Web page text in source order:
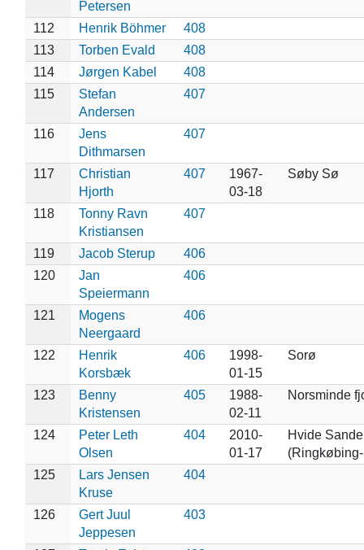
Petersen
112
Henrik Böhmer
408
113
Torben Evald
408
114
Jørgen Kabel
408
115
Stefan
Andersen
407
116
Jens
Dithmarsen
407
117
Christian
Hjorth
407
1967-
03-18
Søby Sø
118
Tonny Ravn
Kristiansen
407
119 Jacob Sterup
406
120
Jan
Speiermann
406
121
Mogens
Neergaard
406
122
Henrik
Korsbæk
406
1998-
01-15
Sorø
123
Benny
Kristensen
405
1988-
02-11
Norsminde
124
Peter Leth
Olsen
404
2010-
01-17
Hvide
125
Lars Jensen
Kruse
404
126
Gert Juul
Jeppesen
403